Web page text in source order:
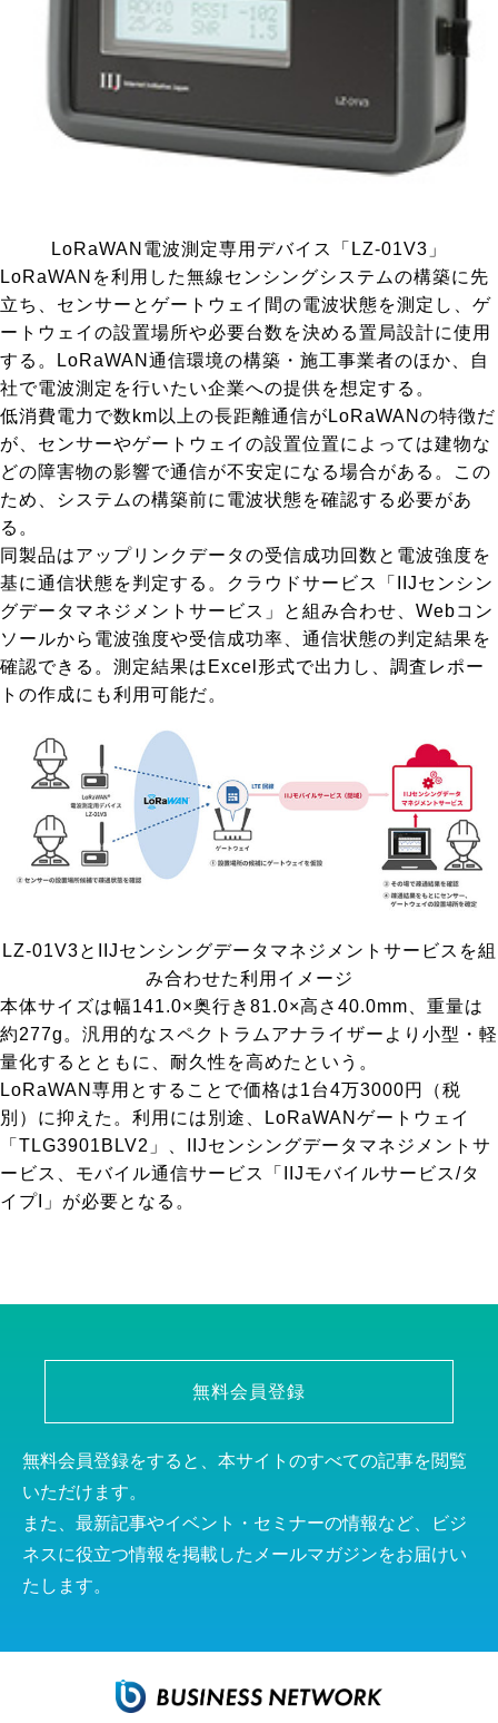
LoRaWAN電波測定専用デバイス「LZ-01V3」
LoRaWANを利用した無線センシングシステムの構築に先
立ち、センサーとゲートウェイ間の電波状態を測定し、ゲ
ートウェイの設置場所や必要台数を決める置局設計に使用
する。LoRaWAN通信環境の構築・施工事業者のほか、自
社で電波測定を行いたい企業への提供を想定する。
低消費電力で数km以上の長距離通信がLoRaWANの特徴だ
が、センサーやゲートウェイの設置位置によっては建物な
どの障害物の影響で通信が不安定になる場合がある。この
ため、システムの構築前に電波状態を確認する必要があ
る。
同製品はアップリンクデータの受信成功回数と電波強度を
基に通信状態を判定する。クラウドサービス「
IIJセンシン
グデータマネジメントサービス 」と組み合わせ、Webコン
ソールから電波強度や受信成功率、通信状態の判定結果を
確認できる。測定結果はExcel形式で出力し、調査レポー
トの作成にも利用可能だ。
LZ-01V3とIIJセンシングデータマネジメントサービスを組
み合わせた利用イメージ
本体サイズは幅141.0×奥行き81.0×高さ40.0mm、重量は
約277g。汎用的なスペクトラムアナライザーより小型・軽
量化するとともに、耐久性を高めたという。
LoRaWAN専用とすることで価格は1台4万3000円（税
別）に抑えた。利用には別途、
LoRaWANゲートウェイ
「TLG3901BLV2」
、IIJセンシングデータマネジメントサ
ービス、 モバイル通信サービス「IIJモバイルサービス/タ
イプI
」が必要となる。
無料会員登録
無料会員登録をすると、本サイトのすべての記事を閲覧
いただけます。
また、最新記事やイベント・セミナーの情報など、ビジ
ネスに役立つ情報を掲載したメールマガジンをお届けい
たします。